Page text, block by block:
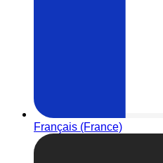
Français (France)